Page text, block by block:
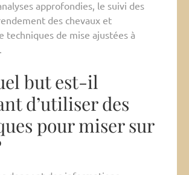
approfondies, le suivi des
des chevaux et
techniques de mise ajustées à
but est-il
d’utiliser des
pour miser sur